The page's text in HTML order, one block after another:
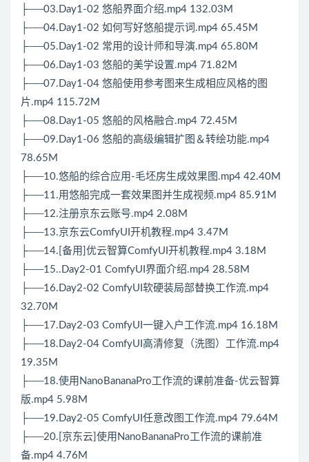
├──03.Day1-02 悠船界面介绍.mp4 132.03M
├──04.Day1-02 如何写好悠船提示词.mp4 65.45M
├──05.Day1-02 常用的设计师和导演.mp4 65.80M
├──06.Day1-03 悠船的美学设置.mp4 71.82M
├──07.Day1-04 悠船使用参考图来生成相应风格的图
片.mp4 115.72M
├──08.Day1-05 悠船的风格融合.mp4 72.45M
├──09.Day1-06 悠船的高级编辑扩图＆转绘功能.mp4
78.65M
├──10.悠船的综合应用-毛坯房生成效果图.mp4 42.40M
├──11.用悠船完成一套效果图并生成视频.mp4 85.91M
├──12.注册京东云账号.mp4 2.08M
├──13.京东云ComfyUI开机教程.mp4 3.47M
├──14.[备用]优云智算ComfyUI开机教程.mp4 3.18M
├──15..Day2-01 ComfyUI界面介绍.mp4 28.58M
├──16.Day2-02 ComfyUI软硬装局部替换工作流.mp4
32.70M
├──17.Day2-03 ComfyUI一键入户工作流.mp4 16.18M
├──18.Day2-04 ComfyUI高清修复（洗图）工作流.mp4
19.35M
├──18.使用NanoBananaPro工作流的课前准备-优云智算
版.mp4 5.98M
├──19.Day2-05 ComfyUI任意改图工作流.mp4 79.64M
├──20.[京东云]使用NanoBananaPro工作流的课前准
备.mp4 4.76M